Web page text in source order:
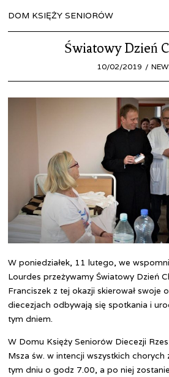
DOM KSIĘŻY SENIORÓW
Światowy Dzień
POSTED
10/02/2019 18/09/
W poniedziałek, 11 lutego, we
Lourdes przeżywamy Światowy Dzień
Franciszek z tej okazji skierował swoje
diecezjach odbywają się spotkania i
tym dniem.
W Domu Księży Seniorów Diecezji
Msza św. w intencji wszystkich
tym dniu o godz 7.00, a po niej